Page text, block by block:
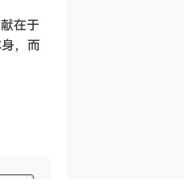
在于
，而